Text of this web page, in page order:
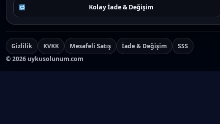
Kolay İade & Değişim
Gizlilik KVKK Mesafeli Satış İade & Değişim
SSS
©2026 uykusolunum.com